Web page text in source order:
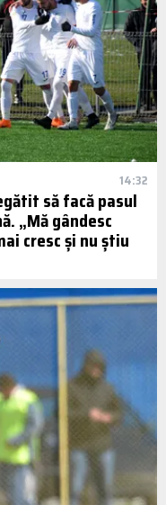
14:32
să facă pasul
„Mă gândesc
cresc și nu știu